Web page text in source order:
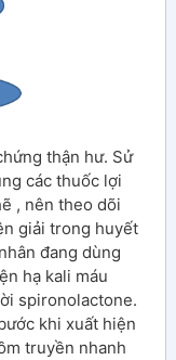
thận hư. Sử
các thuốc lợi
, nên theo dõi
giải trong huyết
đang dùng
hạ kali máu
spironolactone.
khi xuất hiện
truyền nhanh